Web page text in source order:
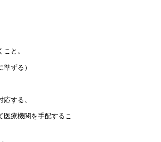
と。
ずる）
する。
療機関を手配するこ